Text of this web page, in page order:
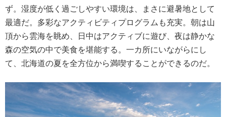
ず。湿度が低く過ごしやすい環境は、まさに避暑地として
最適だ。多彩なアクティビティプログラムも充実。朝は山
頂から雲海を眺め、日中はアクティブに遊び、夜は静かな
森の空気の中で美食を堪能する。一カ所にいながらにし
て、北海道の夏を全方位から満喫することができるのだ。